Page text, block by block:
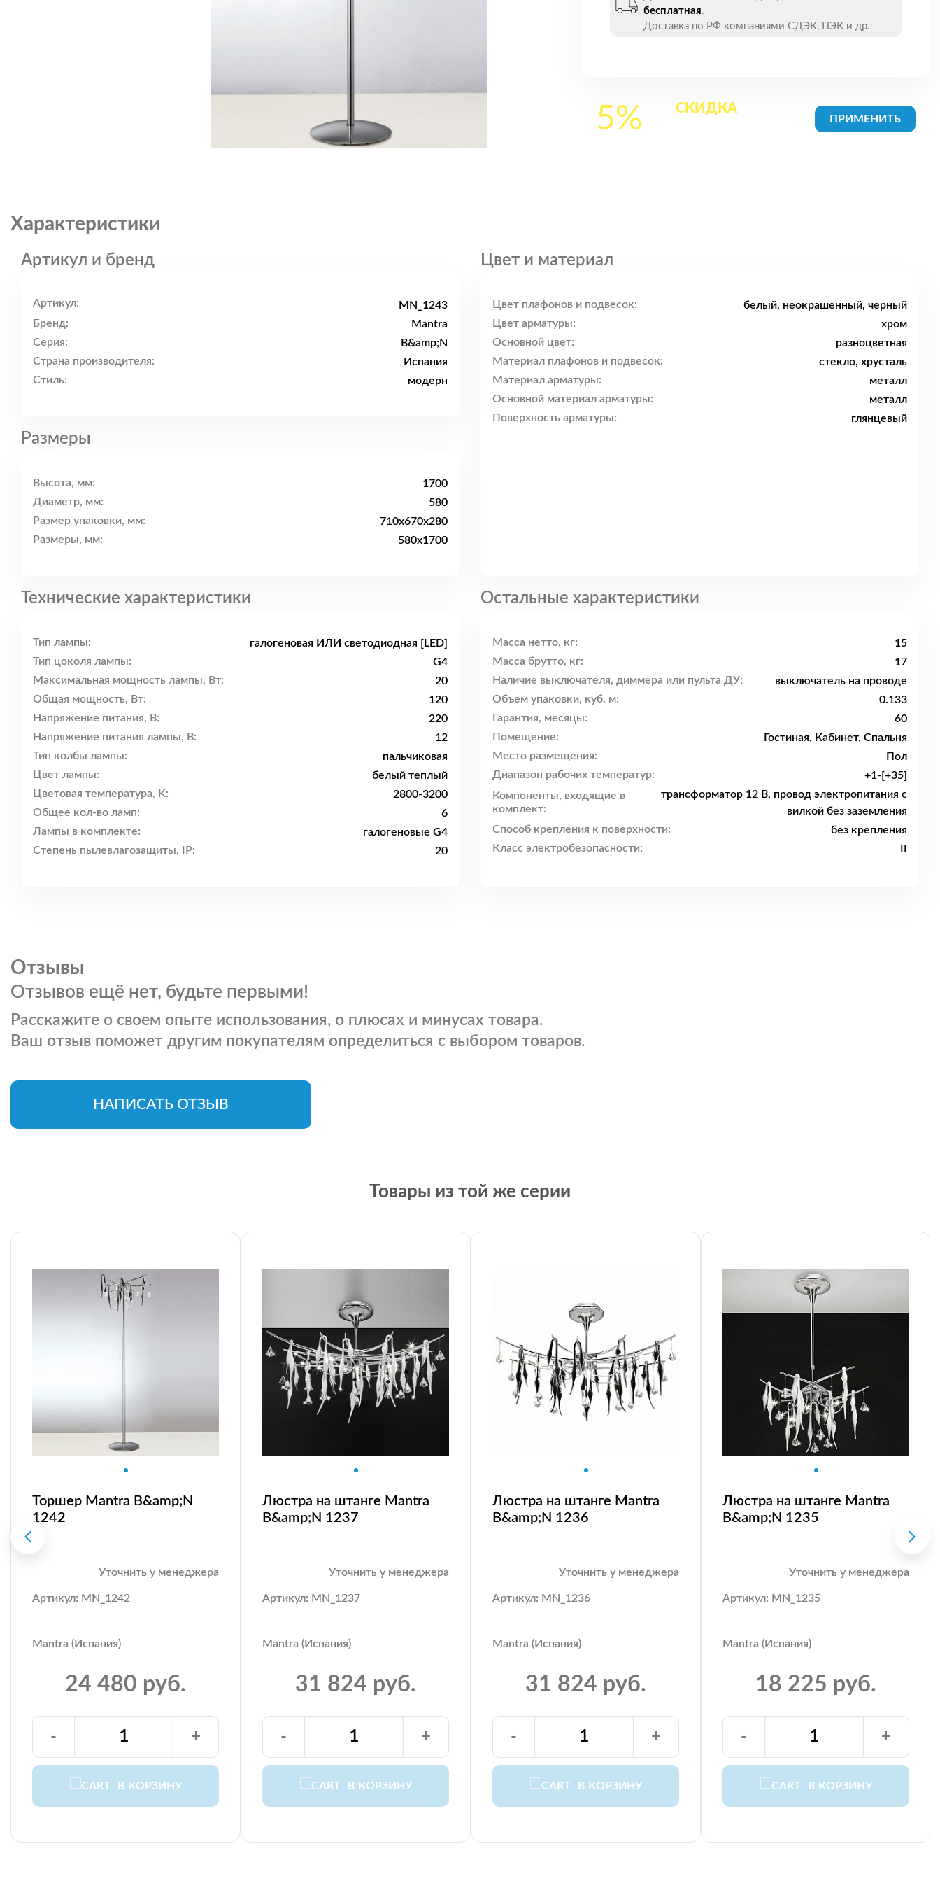
бесплатная.
Доставка по РФ компаниями СДЭК, ПЭК и др.
5% СКИДКА
Характеристики
Артикул и бренд
Артикул:
MN_1243
Бренд:
Mantra
Серия:
B&amp;N
Страна производителя:
Испания
Стиль:
модерн
Размеры
Высота, мм:
1700
Диаметр, мм:
580
Размер упаковки, мм:
710x670x280
Размеры, мм:
580x1700
Цвет и материал
Цвет плафонов и подвесок:
белый, неокрашенный, черный
Цвет арматуры:
хром
Основной цвет:
разноцветная
Материал плафонов и подвесок:
стекло, хрусталь
Материал арматуры:
металл
Основной материал арматуры:
металл
Поверхность арматуры:
глянцевый
Технические характеристики
Тип лампы:
галогеновая ИЛИ светодиодная [LED]
Тип цоколя лампы:
G4
Максимальная мощность лампы, Вт:
20
Общая мощность, Вт:
120
Напряжение питания, В:
220
Напряжение питания лампы, В:
12
Тип колбы лампы:
пальчиковая
Цвет лампы:
белый теплый
Цветовая температура, K:
2800-3200
Общее кол-во ламп:
6
Лампы в комплекте:
галогеновые G4
Степень пылевлагозащиты, IP:
20
Остальные характеристики
Масса нетто, кг:
15
Масса брутто, кг:
17
Наличие выключателя, диммера или пульта ДУ:
выключатель на проводе
Объем упаковки, куб. м:
0.133
Гарантия, месяцы:
60
Помещение:
Гостиная, Кабинет, Спальня
Место размещения:
Пол
Диапазон рабочих температур:
+1-[+35]
Компоненты, входящие в
комплект:
трансформатор 12 В, провод электропитания с
вилкой без заземления
Способ крепления к поверхности:
без крепления
Класс электробезопасности:
II
Отзывы
Отзывов ещё нет, будьте первыми!
Расскажите о своем опыте использования, о плюсах и минусах товара.
Ваш отзыв поможет другим покупателям определиться с выбором товаров.
НАПИСАТЬ ОТЗЫВ
Товары из той же серии
Торшер Mantra B&amp;N
1242
Уточнить у менеджера
Артикул: MN_1242
Mantra (Испания)
24 480 руб.
В КОРЗИНУ
- +
Люстра на штанге Mantra
B&amp;N 1237
Уточнить у менеджера
Артикул: MN_1237
Mantra (Испания)
31 824 руб.
В КОРЗИНУ
- +
Люстра на штанге Mantra
B&amp;N 1236
Уточнить у менеджера
Артикул: MN_1236
Mantra (Испания)
31 824 руб.
В КОРЗИНУ
- +
Люстра на штанге Mantra
B&amp;N 1235
Уточнить у менеджера
Артикул: MN_1235
Mantra (Испания)
18 225 руб.
В КОРЗИНУ
- +